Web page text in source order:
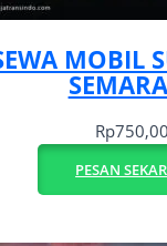
MOBIL
Rp
PESAN